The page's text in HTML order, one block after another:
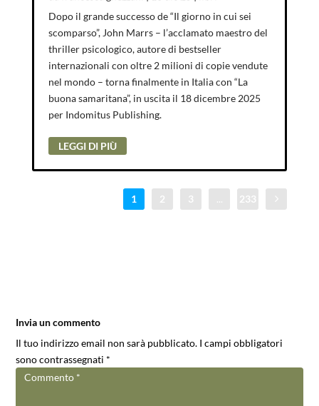
Dopo il grande successo de “Il giorno in cui sei
scomparso”, John Marrs – l’acclamato maestro del
thriller psicologico, autore di bestseller
internazionali con oltre 2 milioni di copie vendute
nel mondo – torna finalmente in Italia con “La
buona samaritana”, in uscita il 18 dicembre 2025
per Indomitus Publishing.
LEGGI DI PIÙ
1 2 3 233
Invia un commento
Il tuo indirizzo email non sarà pubblicato. I campi obbligatori
sono contrassegnati *